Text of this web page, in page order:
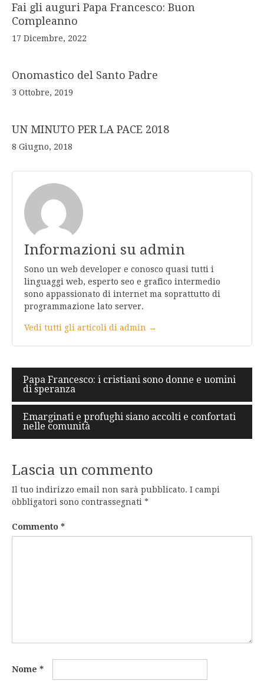
Fai gli auguri Papa Francesco: Buon
Compleanno
17 Dicembre, 2022
Onomastico del Santo Padre
3 Ottobre, 2019
UN MINUTO PER LA PACE 2018
8 Giugno, 2018
Informazioni su admin
Sono un web developer e conosco quasi tutti i
linguaggi web, esperto seo e grafico intermedio
sono appassionato di internet ma soprattutto di
programmazione lato server.
Vedi tutti gli articoli di admin →
Navigazione
articoli
Papa Francesco: i cristiani sono donne e uomini
di speranza
Emarginati e profughi siano accolti e confortati
nelle comunità
Lascia un commento
Il tuo indirizzo email non sarà pubblicato. I campi
obbligatori sono contrassegnati *
Commento *
Nome *